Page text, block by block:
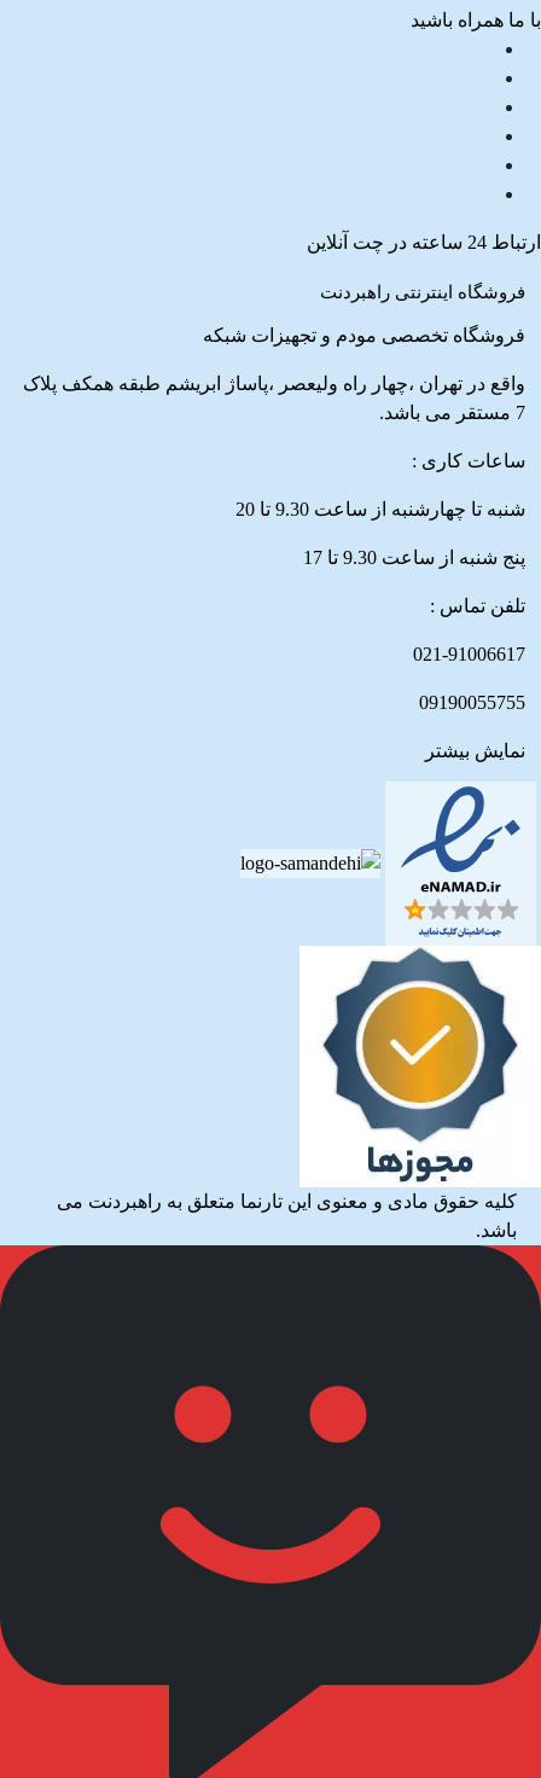
با ما همراه باشید
ارتباط 24 ساعته در چت آنلاین
فروشگاه اینترنتی راهبردنت
فروشگاه تخصصی مودم و تجهیزات شبکه
واقع در تهران ،چهار راه ولیعصر ،پاساژ ابریشم طبقه همکف پلاک
7 مستقر می باشد.
ساعات کاری :
شنبه تا چهارشنبه از ساعت 9.30 تا 20
پنج شنبه از ساعت 9.30 تا 17
تلفن تماس :
021-91006617
09190055755
نمایش بیشتر
کلیه حقوق مادی و معنوی این تارنما متعلق به راهبردنت می
باشد.